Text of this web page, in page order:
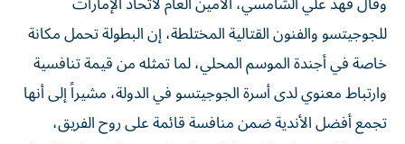
للجوجيتسو والفنون القتالية المختلطة، إن البطولة تحمل مكانة
خاصة في أجندة الموسم المحلي، لما تمثله من قيمة تنافسية
وارتباط معنوي لدى أسرة الجوجيتسو في الدولة، مشيراً إلى أنها
تجمع أفضل الأندية ضمن منافسة قائمة على روح الفريق،